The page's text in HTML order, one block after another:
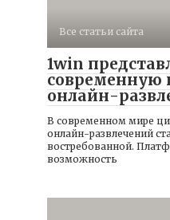
Все статьи сайта
1win
современную
онлайн-
В современном мире
онлайн-развлечений
востребованной.
возможность